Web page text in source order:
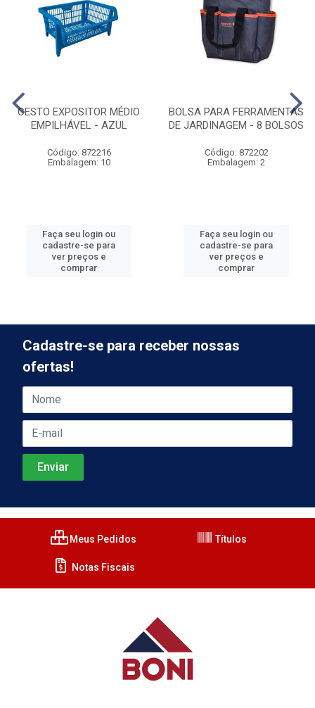
CESTO EXPOSITOR MÉDIO
EMPILHÁVEL - AZUL
Código: 872216
Embalagem: 10
Faça seu login ou
cadastre-se para
ver preços e
comprar
BOLSA PARA FERRAMENTAS
DE JARDINAGEM - 8 BOLSOS
Código: 872202
Embalagem: 2
Faça seu login ou
cadastre-se para
ver preços e
comprar
Cadastre-se para receber nossas
ofertas!
Meus Pedidos Títulos
Notas Fiscais